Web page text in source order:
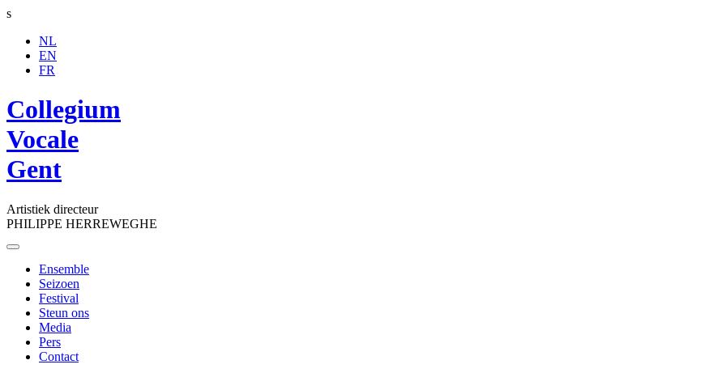
s
NL
EN
FR
Collegium
Vocale
Gent
Artistiek directeur
PHILIPPE HERREWEGHE
Toggle
navigationEnsemble
Seizoen
Festival
Steun ons
Media
Pers
Contact